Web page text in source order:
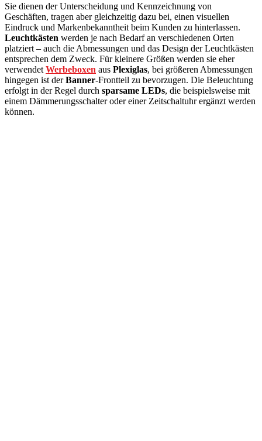
Sie dienen der Unterscheidung und Kennzeichnung von
Geschäften, tragen aber gleichzeitig dazu bei, einen visuellen
Eindruck und Markenbekanntheit beim Kunden zu hinterlassen.
Leuchtkästen werden je nach Bedarf an verschiedenen Orten
platziert – auch die Abmessungen und das Design der Leuchtkästen
entsprechen dem Zweck. Für kleinere Größen werden sie eher
verwendet Werbeboxen aus Plexiglas, bei größeren Abmessungen
hingegen ist derBanner-Frontteil zu bevorzugen. Die Beleuchtung
erfolgt in der Regel durch sparsame LEDs, die beispielsweise mit
einem Dämmerungsschalter oder einer Zeitschaltuhr ergänzt werden
können.